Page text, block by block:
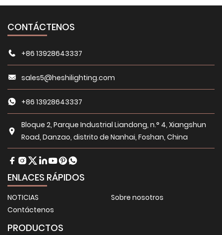
CONTÁCTENOS
+86 13928643337
sales5@heshilighting.com
+86 13928643337
Bloque 2, Parque Industrial Liandong, n.° 4, Xiangshun
Road, Danzao, distrito de Nanhai, Foshan, China
ENLACES RÁPIDOS
NOTICIAS
Sobre nosotros
Contáctenos
PRODUCTOS